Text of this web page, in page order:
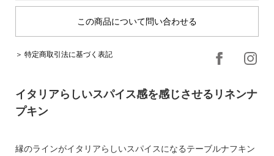
この商品について問い合わせる
＞ 特定商取引法に基づく表記
イタリアらしいスパイス感を感じさせるリネンナ
プキン
縁のラインがイタリアらしいスパイスになるテーブルナフキン